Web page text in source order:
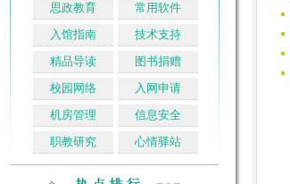
思政教育
常用软件
入馆指南
技术支持
精品导读
图书捐赠
校园网络
入网申请
机房管理
信息安全
职教研究
心情驿站